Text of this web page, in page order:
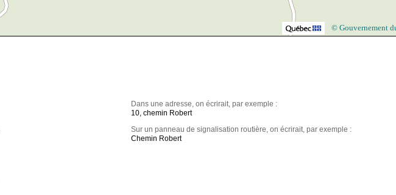
© Gouvernement
Dans une adresse, on écrirait, par exemple :
10, chemin Robert
Sur un panneau de signalisation routière, on écrirait, par exemple :
Chemin Robert